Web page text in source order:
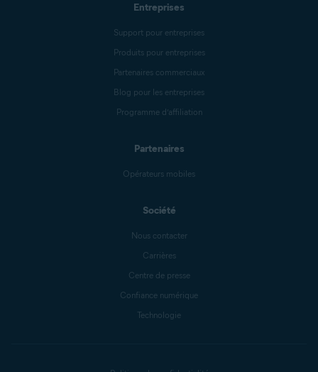
Entreprises
Support pour entreprises
Produits pour entreprises
Partenaires commerciaux
Blog pour les entreprises
Programme d’affiliation
Partenaires
Opérateurs mobiles
Société
Nous contacter
Carrières
Centre de presse
Confiance numérique
Technologie